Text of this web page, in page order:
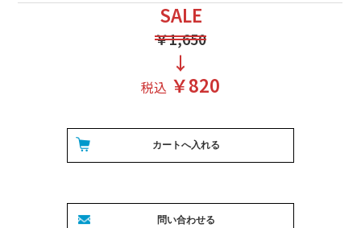
SALE
￥1,650
↓
税込 ￥820